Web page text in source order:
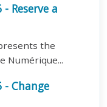
Reserve a
the
Numérique...
Change